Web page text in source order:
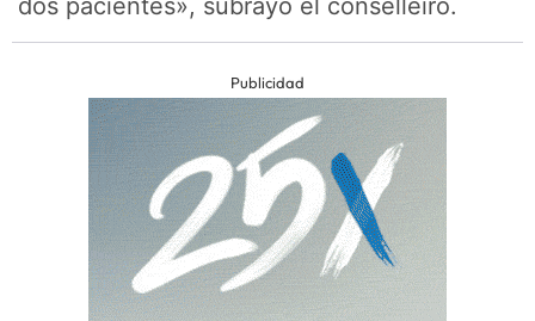
dos pacientes», subrayó el conselleiro.
Publicidad